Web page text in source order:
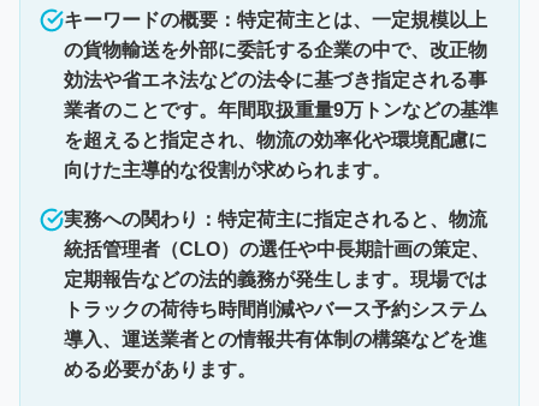
キーワードの概要：特定荷主とは、一定規模以上
の貨物輸送を外部に委託する企業の中で、改正物
効法や省エネ法などの法令に基づき指定される事
業者のことです。年間取扱重量9万トンなどの基準
を超えると指定され、物流の効率化や環境配慮に
向けた主導的な役割が求められます。
実務への関わり：特定荷主に指定されると、物流
統括管理者（CLO）の選任や中長期計画の策定、
定期報告などの法的義務が発生します。現場では
トラックの荷待ち時間削減やバース予約システム
導入、運送業者との情報共有体制の構築などを進
める必要があります。